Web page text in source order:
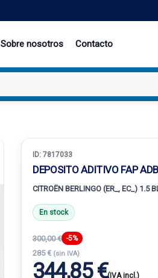
Sobre nosotros Contacto
ID: 7817033
DEPOSITO ADITIVO FAP
CITROËN BERLINGO (ER_, EC_) 1.5
En stock
300,00 € -5%
285 € (sin IVA)
344,85 €(IVA incl.)